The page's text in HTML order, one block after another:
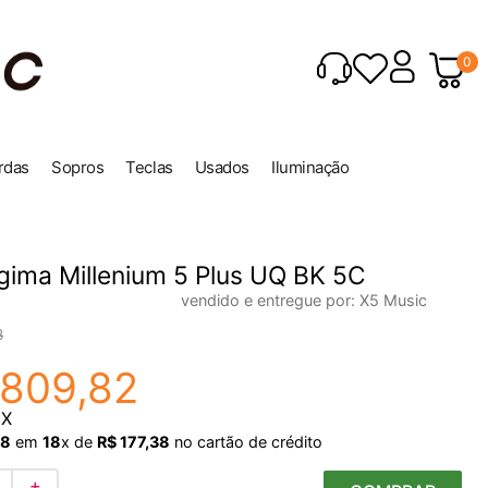
0
Sopros Teclas Usados Iluminação
Millenium 5 Plus UQ BK 5C
vendido e entregue por: X5 Music
809,82
em 18x de R$177,38 no cartão de crédito